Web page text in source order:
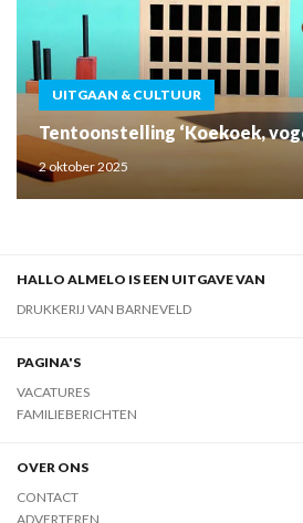
UITGAAN & CULTUUR
Tentoonstelling ‘Koekoek,
2 oktober 2025
HALLO ALMELO IS EEN UITGAVE VAN
DRUKKERIJ VAN BARNEVELD
PAGINA'S
VACATURES
FAMILIEBERICHTEN
OVER ONS
CONTACT
ADVERTEREN